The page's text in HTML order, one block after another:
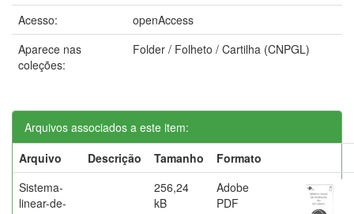
Acesso:
openAccess
Aparece nas
coleções:
Folder / Folheto / Cartilha (CNPGL)
Arquivos associados a este item:
Arquivo
Descrição Tamanho
Formato
Sistema-
linear-de-
256,24
kB
Adobe
PDF